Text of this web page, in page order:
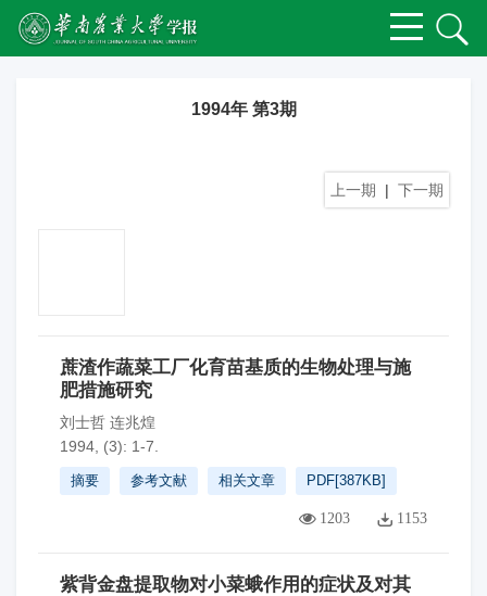
1994年 第3期
上一期 | 下一期
蔗渣作蔬菜工厂化育苗基质的生物处理与施
肥措施研究
刘士哲 连兆煌
1994, (3): 1-7.
摘要 参考文献 相关文章 PDF[387KB]
1203 1153
紫背金盘提取物对小菜蛾作用的症状及对其